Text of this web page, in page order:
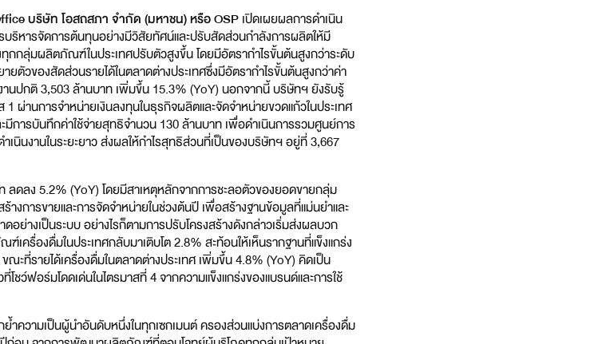
บริษัท โอสถสภา จำกัด (มหาชน) หรือ OSPเปิดเผยผลการดำเนิน
บริหารจัดการต้นทุนอย่างมีวิสัยทัศน์และปรับสัดส่วนกำลังการผลิตให้มี
กลุ่มผลิตภัณฑ์ในประเทศปรับตัวสูงขึ้น โดยมีอัตรากำไรขั้นต้นสูงกว่าระดับ
ตัวของสัดส่วนรายได้ในตลาดต่างประเทศซึ่งมีอัตรากําไรขั้นต้นสูงกว่าค่า
นปกติ 3,503 ล้านบาท เพิ่มขึ้น 15.3% (YoY) นอกจากนี้ บริษัทฯ ยังรับรู้
1 ผ่านการจำหน่ายเงินลงทุนในธุรกิจผลิตและจัดจำหน่ายขวดแก้วในประเทศ
มีการบันทึกค่าใช้จ่ายสุทธิจำนวน 130 ล้านบาท เพื่อดำเนินการรวมศูนย์การ
นินงานในระยะยาว ส่งผลให้กำไรสุทธิส่วนที่เป็นของบริษัทฯ อยู่ที่ 3,667
ลดลง 5.2% (YoY) โดยมีสาเหตุหลักจากการชะลอตัวของยอดขายกลุ่ม
งการขายและการจัดจำหน่ายในช่วงต้นปี เพื่อสร้างฐานข้อมูลที่แม่นยำและ
ย่างเป็นระบบ อย่างไรก็ตามการปรับโครงสร้างดังกล่าวเริ่มส่งผลบวก
ครื่องดื่มในประเทศกลับมาเติบโต 2.8% สะท้อนให้เห็นรากฐานที่แข็งแกร่ง
ะที่รายได้เครื่องดื่มในตลาดต่างประเทศ เพิ่มขึ้น 4.8% (YoY) คิดเป็น
โชว์ฟอร์มโดดเด่นในไตรมาสที่ 4 จากความแข็งแกร่งของแบรนด์และการใช้
วามเป็นผู้นำอันดับหนึ่งในทุกเซกเมนต์ ครองส่วนแบ่งการตลาดเครื่องดื่ม